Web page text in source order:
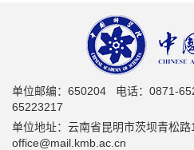
单位邮编：650204 电话：0871-
65223217
单位地址：云南省昆明市茨坝青松
office@mail.kmb.ac.cn